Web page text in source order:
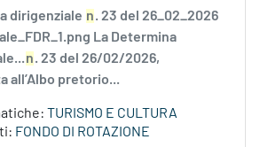
dirigenziale n. 23 del 26_02_2026
La Determina
n. 23 del 26/02/2026,
all’Albo pretorio...
TURISMO E CULTURA
FONDO DI ROTAZIONE